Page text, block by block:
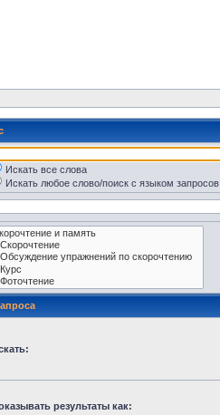
Искать все слова
Искать любое слово/поиск с языком запросов
результаты как: